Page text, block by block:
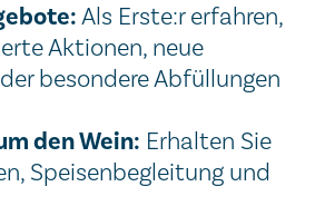
Als Erste:r erfahren,
Aktionen, neue
besondere Abfüllungen
den Wein: Erhalten Sie
Speisenbegleitung und